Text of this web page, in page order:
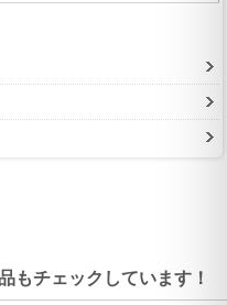
もチェックしています！